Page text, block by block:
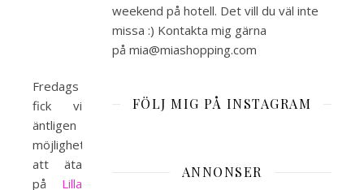
Fredags
fick vi
äntligen
möjlighet
att äta
på Lilla
weekend på hotell. Det vill du väl inte
missa :) Kontakta mig gärna
på mia@miashopping.com
FÖLJ MIG PÅ INSTAGRAM
ANNONSER